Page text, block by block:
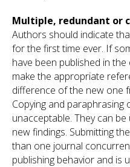
Multiple, redundant or
Authors should indicate
for the first time ever. If
have been published in
make the appropriate
difference of the new one
Copying and paraphrasing
unacceptable. They can
new findings. Submitting
than one journal
publishing behavior and is